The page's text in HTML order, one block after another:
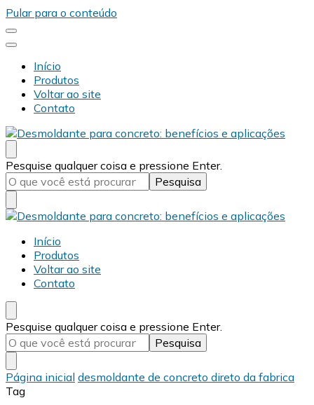
Pular para o conteúdo
Início
Produtos
Voltar ao site
Contato
Desmold
Blog Desmold
Procurando
algo?
Pesquise qualquer coisa e pressione Enter.
Desmold
Blog Desmold
Início
Produtos
Voltar ao site
Contato
Procurando
algo?
Pesquise qualquer coisa e pressione Enter.
Página inicial desmoldante de concreto direto da fabrica
Tag